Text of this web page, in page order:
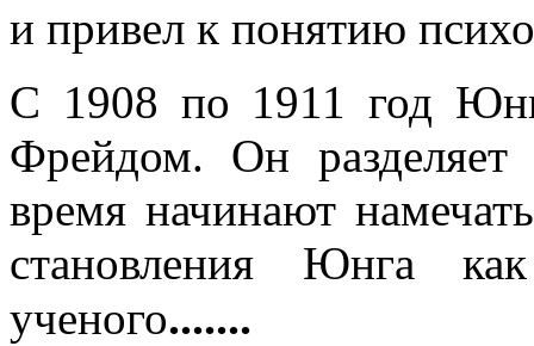
и привел к понятию
С 1908 по 1911 год
Фрейдом. Он
время начинают
становления Юнга
ученого.......